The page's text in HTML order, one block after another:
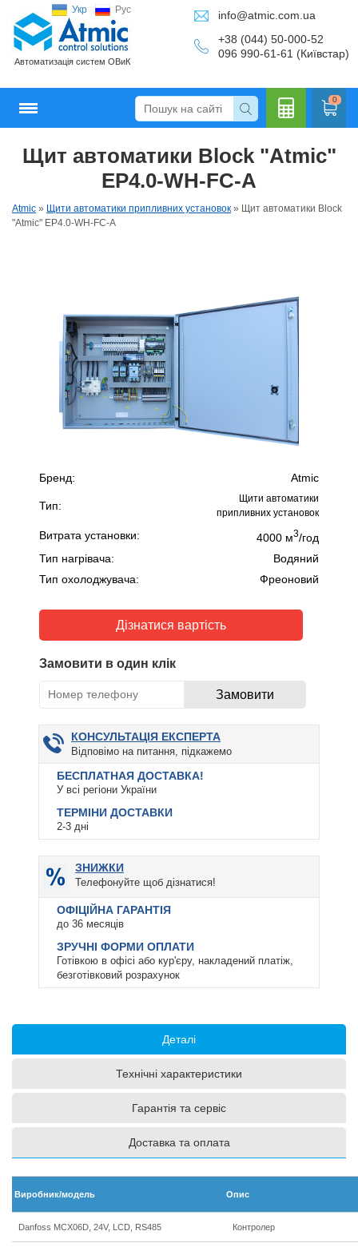
Укр Рус
Автоматизація систем ОВиК
info@atmic.com.ua
+38 (044) 50-000-52
096 990-61-61 (Київстар)
0
Щит автоматики Block "Atmic"
EP4.0-WH-FC-A
Atmic » Щити автоматики припливних установок » Щит автоматики Block
"Atmic" EP4.0-WH-FC-A
Бренд: Atmic
Тип:
Щити автоматики
припливних установок
Витрата установки: 4000 м3/год
Тип нагрівача:
Водяний
Тип охолоджувача:
Фреоновий
Дізнатися вартість
Замовити в один клік
КОНСУЛЬТАЦІЯ ЕКСПЕРТА
Відповімо на питання, підкажемо
БЕСПЛАТНАЯ ДОСТАВКА!
У всі регіони України
ТЕРМІНИ ДОСТАВКИ
2-3 дні
ЗНИЖКИ
Телефонуйте щоб дізнатися!
ОФІЦІЙНА ГАРАНТІЯ
до 36 месяців
ЗРУЧНІ ФОРМИ ОПЛАТИ
Готівкою в офісі або кур'єру, накладений платіж,
безготівковий розрахунок
Деталі
Технічні характеристики
Гарантія та сервіс
Доставка та оплата
Виробник/модель Опис
Danfoss MCX06D, 24V, LCD, RS485 Контролер